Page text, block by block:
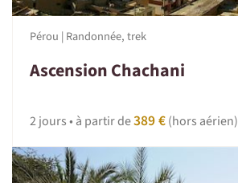
Pérou | Randonnée, trek
Ascension Chachani
2 jours • à partir de389 €(hors aérien)